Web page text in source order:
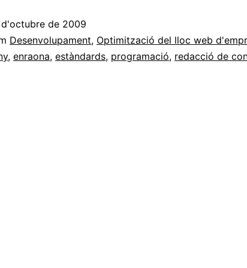
qualitat
de
d'octubre de 2009
Desenvolupament, Optimització del lloc web
, enraona, estàndards, programació, redacció de